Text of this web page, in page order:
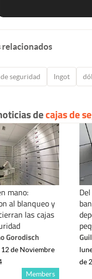
relacionados
seguridad Ingot
decajas de
mano:
al blanqueo y
las cajas
Gorodisch
Members
12 de Noviembre
de